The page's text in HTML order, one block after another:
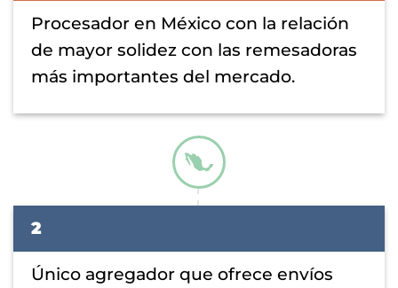
Procesador en México con la relación
de mayor solidez con las remesadoras
más importantes del mercado.
2
Único agregador que ofrece envíos